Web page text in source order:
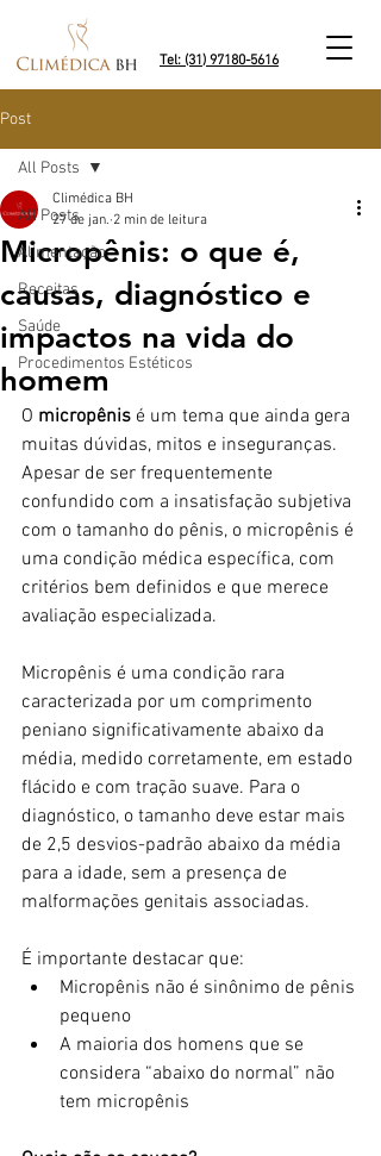
Tel: (31) 97180-5616
Post
All Posts
Alimentação
Receitas
Saúde
Procedimentos Estéticos
All Posts
Micropênis: o que é,
causas, diagnóstico e
impactos na vida do
homem
Climédica BH
27 de jan. 2 min de leitura
O micropênis é um tema que ainda gera
muitas dúvidas, mitos e inseguranças.
Apesar de ser frequentemente
confundido com a insatisfação subjetiva
com o tamanho do pênis, o micropênis é
uma condição médica específica, com
critérios bem definidos e que merece
avaliação especializada.
Micropênis é uma condição rara
caracterizada por um comprimento
peniano significativamente abaixo da
média, medido corretamente, em estado
flácido e com tração suave. Para o
diagnóstico, o tamanho deve estar mais
de 2,5 desvios-padrão abaixo da média
para a idade, sem a presença de
malformações genitais associadas.
É importante destacar que:
Micropênis não é sinônimo de pênis
pequeno
A maioria dos homens que se
considera “abaixo do normal” não
tem micropênis